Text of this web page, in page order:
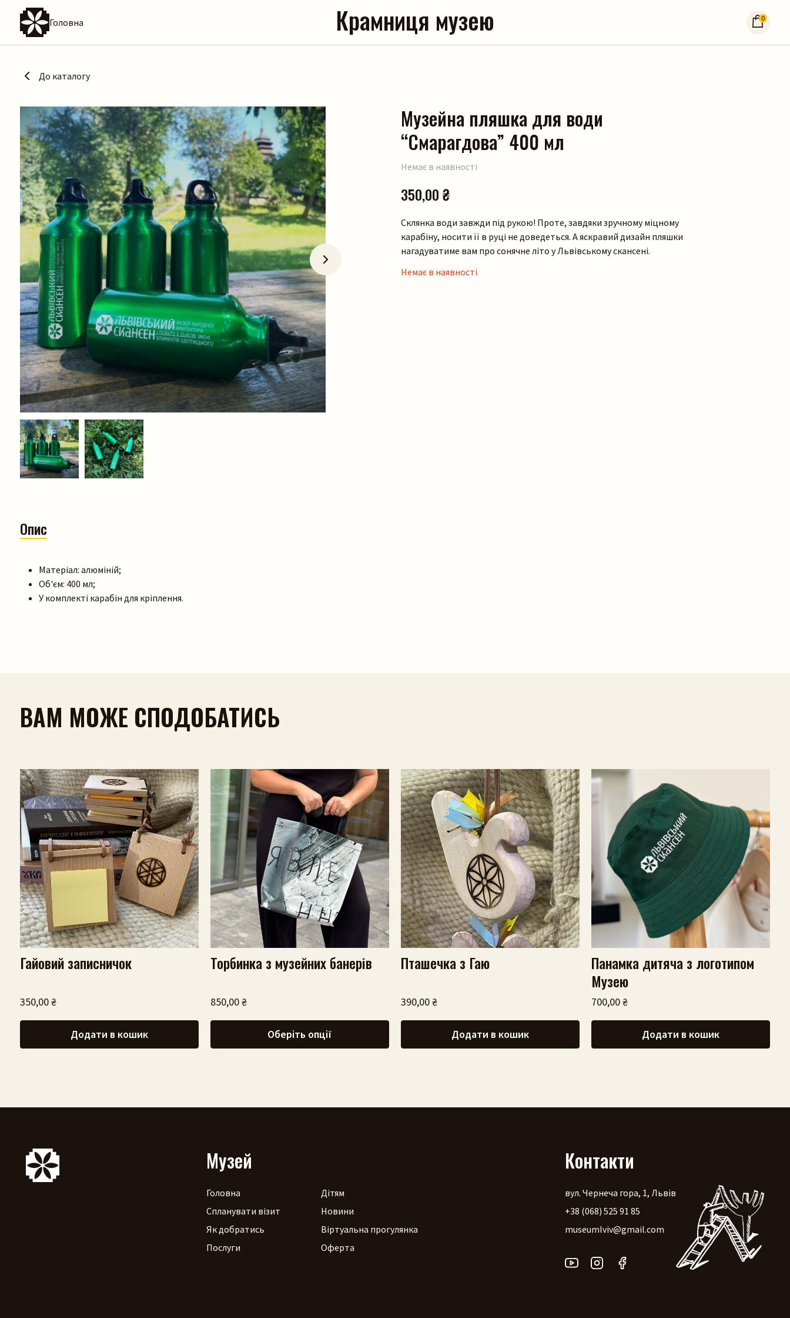
Головна Крамниця музею 0
До каталогу
Опис
Матеріал: алюміній;
Об'єм: 400 мл;
У комплекті карабін для кріплення.
Музейна пляшка для води
“Смарагдова” 400 мл
Немає в наявності
350,00₴
Склянка води завжди під рукою! Проте, завдяки зручному міцному
карабіну, носити її в руці не доведеться. А яскравий дизайн пляшки
нагадуватиме вам про сонячне літо у Львівському скансені.
Немає в наявності
ВАМ МОЖЕ СПОДОБАТИСЬ
Гайовий записничок
350,00₴
Додати в кошик
Торбинка з музейних банерів
850,00₴
Оберіть опції
Пташечка з Гаю
390,00₴
Додати в кошик
Панамка дитяча з логотипом
Музею
700,00₴
Додати в кошик
Музей
Головна
Спланувати візит
Як добратись
Послуги
Дітям
Новини
Віртуальна прогулянка
Оферта
Контакти
вул. Чернеча гора, 1, Львів
+38 (068) 525 91 85
museumlviv@gmail.com